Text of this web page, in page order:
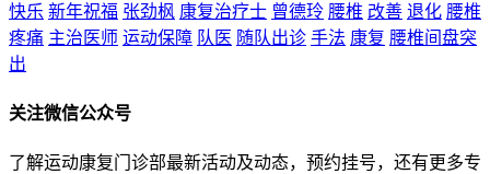
快乐 新年祝福 张劲枫 康复治疗士 曾德玲 腰椎 改善 退化 腰椎
疼痛 主治医师 运动保障 队医 随队出诊 手法 康复 腰椎间盘突
出
关注微信公众号
了解运动康复门诊部最新活动及动态，预约挂号，还有更多专